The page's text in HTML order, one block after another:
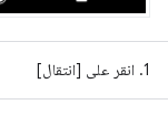
1. انقر على [انتقال]